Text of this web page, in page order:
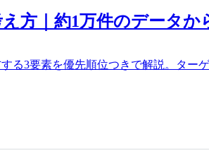
方｜約1万件のデータか
る3要素を優先順位つきで解説。ター